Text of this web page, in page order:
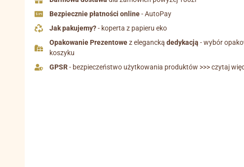
Bezpiecznie płatności online- AutoPay
Jak pakujemy?- koperta z papieru eko
Opakowanie Prezentowez eleganckądedykacją - wybór
koszyku
GPSR- bezpieczeństwo użytkowania produktów >>> czytaj